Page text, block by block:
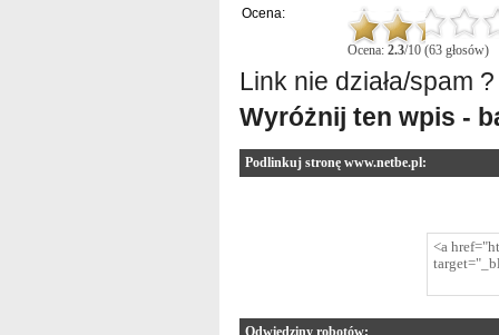
Ocena:
Ocena: 2.3/10 (63 głosów)
Link nie działa/spam ?
Wyróżnij ten wpis -
Podlinkuj stronę www.netbe.pl: